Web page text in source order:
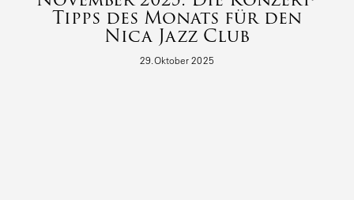
Tipps des Monats für den
Nica Jazz Club
29.Oktober 2025